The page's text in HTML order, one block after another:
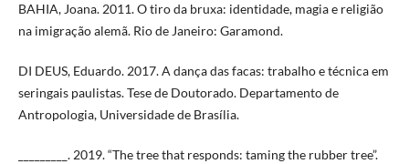
BAHIA, Joana. 2011. O tiro da bruxa: identidade, magia e religião
na imigração alemã. Rio de Janeiro: Garamond.
DI DEUS, Eduardo. 2017. A dança das facas: trabalho e técnica em
seringais paulistas. Tese de Doutorado. Departamento de
Antropologia, Universidade de Brasília.
_________. 2019. “The tree that responds: taming the rubber tree”.